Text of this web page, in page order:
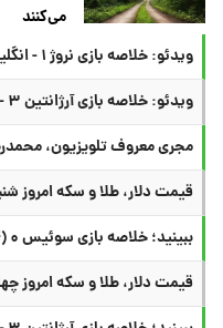
می‌کنند
ویدئو: خلاصه بازی نروژ ۱ - انگلیس ۲
ویدئو: خلاصه بازی آرژانتین ۳ - سوئیس ۱
مجری معروف تلویزیون،
قیمت دلار، طلا و سکه امروز شنبه ۲۰
ببینید؛ خلاصه بازی سوئیس ۰ (۴) - کلمبیا ۰ (۳) در جام جهانی
قیمت دلار، طلا و سکه امروز چهارشنبه ۱۷